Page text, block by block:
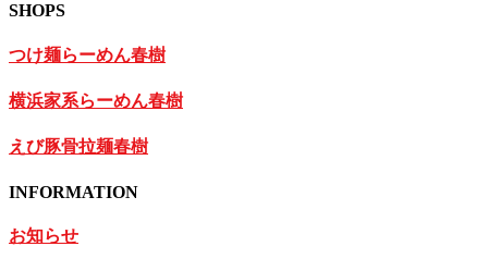
SHOPS
つけ麺らーめん春樹
横浜家系らーめん春樹
えび豚骨拉麺春樹
INFORMATION
お知らせ